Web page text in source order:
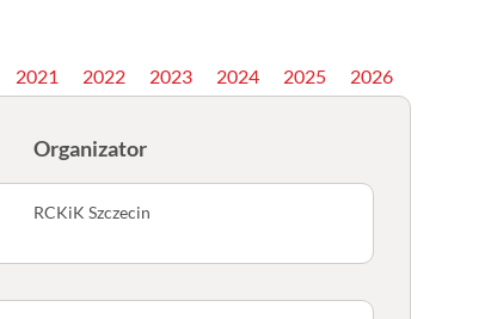
2021 2022 2023 2024 2025 2026
Organizator
RCKiK Szczecin